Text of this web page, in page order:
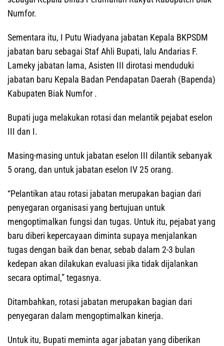
Numfor.
Sementara itu, I Putu Wiadyana jabatan Kepala BKPSDM
jabatan baru sebagai Staf Ahli Bupati, lalu Andarias F.
Lameky jabatan lama, Asisten III dirotasi menduduki
jabatan baru Kepala Badan Pendapatan Daerah (Bapenda)
Kabupaten Biak Numfor .
Bupati juga melakukan rotasi dan melantik pejabat eselon
III dan I.
Masing-masing untuk jabatan eselon III dilantik sebanyak
5 orang, dan untuk jabatan eselon IV 25 orang.
“Pelantikan atau rotasi jabatan merupakan bagian dari
penyegaran organisasi yang bertujuan untuk
mengoptimalkan fungsi dan tugas. Untuk itu, pejabat yang
baru diberi kepercayaan diminta supaya menjalankan
tugas dengan baik dan benar, sebab dalam 2-3 bulan
kedepan akan dilakukan evaluasi jika tidak dijalankan
secara optimal,” tegasnya.
Ditambahkan, rotasi jabatan merupakan bagian dari
penyegaran dalam mengoptimalkan kinerja.
Untuk itu, Bupati meminta agar jabatan yang diberikan